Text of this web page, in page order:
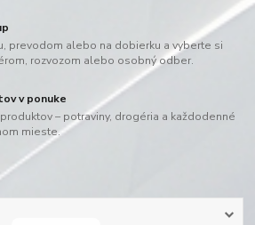
prevodom alebo na dobierku a vyberte si
rozvozom alebo osobný odber.
v ponuke
– potraviny, drogéria a každodenné
mieste.